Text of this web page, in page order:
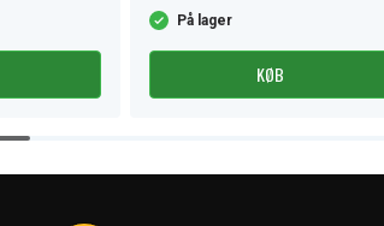
På lager
KØB